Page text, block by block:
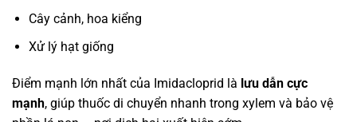
Cây cảnh, hoa kiểng
Xử lý hạt giống
Điểm mạnh lớn nhất của Imidacloprid là lưu dẫn cực
mạnh, giúp thuốc di chuyển nhanh trong xylem và bảo vệ